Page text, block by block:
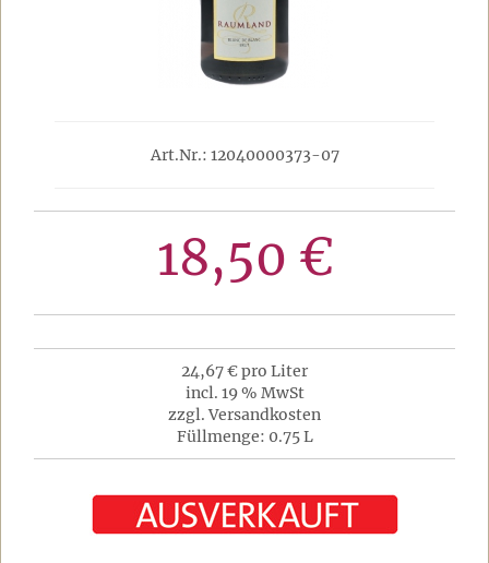
Art.Nr.: 12040000373-07
18,50 €
24,67 € pro Liter
incl. 19 % MwSt
zzgl. Versandkosten
Füllmenge: 0.75 L